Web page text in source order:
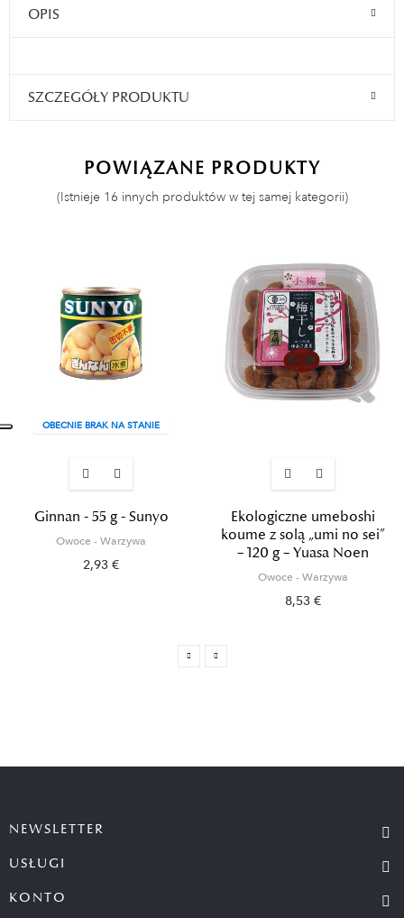
OPIS
SZCZEGÓŁY PRODUKTU
POWIĄZANE PRODUKTY
(Istnieje 16 innych produktów w tej samej kategorii)
OBECNIE BRAK NA STANIE
Ginnan - 55 g - Sunyo
Owoce - Warzywa
2,93 €
Ekologiczne umeboshi
koume z solą „umi no sei”
– 120 g – Yuasa Noen
Owoce - Warzywa
8,53 €
NEWSLETTER
USŁUGI
KONTO